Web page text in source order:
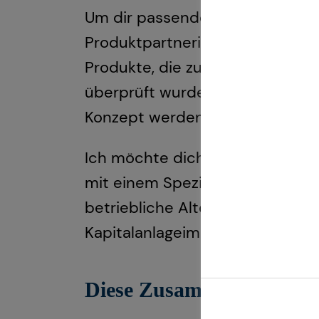
Um dir passende Produkte
Produktpartnerinnen und -
Produkte, die zuvor von
überprüft wurden. So stelle ich
Konzept werden können.
Ich möchte dich in jeder
mit einem Spezialisten-
betriebliche Altersversorgung,
Kapitalanlageimmobilien.
Diese Zusammenarbeit